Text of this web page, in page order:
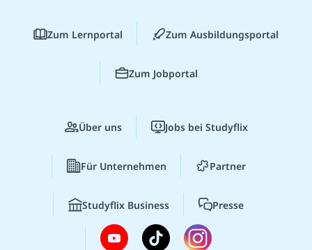
Zum Lernportal Zum Ausbildungsportal
Zum Jobportal
Über uns Jobs bei Studyflix
Für Unternehmen Partner
Studyflix Business Presse